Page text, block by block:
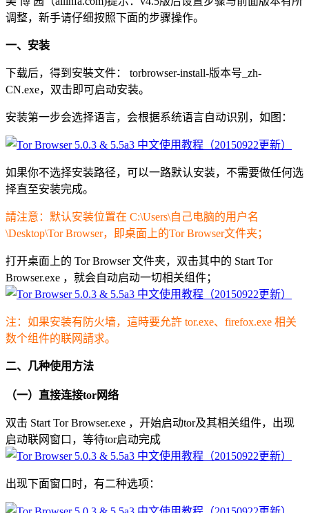
调整，新手请仔细按照下面的步骤操作。
一、安装
下载后，得到安裝文件： torbrowser-install-版本号_zh-
CN.exe，双击即可启动安装。
安装第一步会选择语言，会根据系统语言自动识别，如图：
如果你不选择安装路径，可以一路默认安装，不需要做任何选
择直至安装完成。
請注意：默认安装位置在 C:\Users\自己电脑的用户名
\Desktop\Tor Browser，即桌面上的Tor Browser文件夹；
打开桌面上的 Tor Browser 文件夹，双击其中的 Start Tor
Browser.exe ，就会自动启动一切相关组件；
注：如果安装有防火墙，這時要允許 tor.exe、firefox.exe 相关
数个组件的联网請求。
二、几种使用方法
（一）直接连接tor网络
双击 Start Tor Browser.exe ，开始启动tor及其相关组件，出现
启动联网窗口，等待tor启动完成
出现下面窗口时，有二种选项：